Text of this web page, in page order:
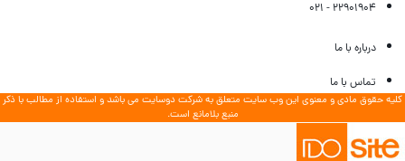
22901904 - 021
درباره با ما
تماس با ما
حقوق مادی و معنوی این وب سایت متعلق به شرکت دوسایت می باشد و استفاده از مطالب با ذکر
منبع بلامانع است.